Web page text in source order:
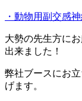
・動物用副交感
大勢の先生方に
出来ました！
弊社ブースにお
げます。